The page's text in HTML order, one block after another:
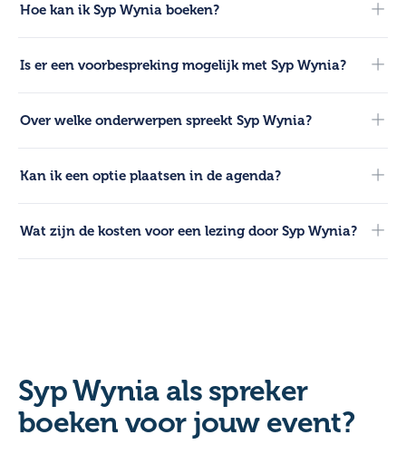
Hoe kan ik Syp Wynia boeken?
adviseurs. Bel 0321-317 121, start een chat via de website
of mail naar info@hetsprekersburo.nl.
Is er een voorbespreking mogelijk met Syp Wynia?
inhoudelijke voorbespreking. Hierin stem je de
kernboodschap en de doelgroep rechtstreeks af met Syp.
Over welke onderwerpen spreekt Syp Wynia?
contact op voor een overzicht van de meest actuele
lezingen.
Kan ik een optie plaatsen in de agenda?
de agenda van Syp. Dit geeft tijd om intern de knoop door
te hakken zonder dat de datum wordt vergeven.
Wat zijn de kosten voor een lezing door Syp Wynia?
prijsindicatie en informatie over de actuele beschikbaarheid
kan er direct een vrijblijvende offerte worden aangevraagd.
Syp Wynia als spreker
boeken voor jouw event?